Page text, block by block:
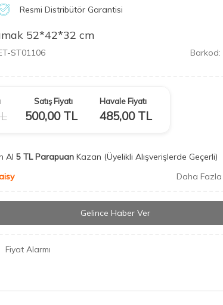
Resmi Distribütör Garantisi
52*42*32 cm
ST01106 Barkod:
Satış Fiyatı
500,00TL
Havale Fiyatı
485,00TL
Al 5 TL Parapuan Kazan (Üyelikli Alışverişlerde Geçerli)
Daha Fazla
Gelince Haber Ver
Fiyat Alarmı